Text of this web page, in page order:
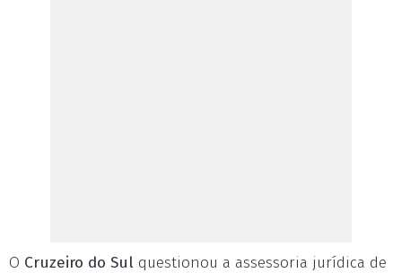
O Cruzeiro do Sul questionou a assessoria jurídica de